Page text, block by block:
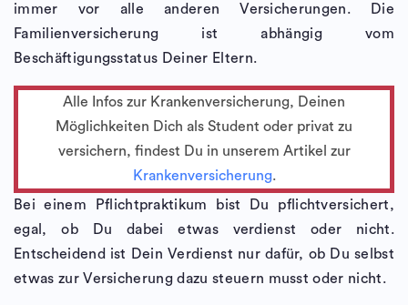
immer vor alle anderen Versicherungen. Die
Familienversicherung ist abhängig vom
Beschäftigungsstatus Deiner Eltern.
Alle Infos zur Krankenversicherung, Deinen
Möglichkeiten Dich als Student oder privat zu
versichern, findest Du in unserem Artikel zur
Krankenversicherung.
Bei einem Pflichtpraktikum bist Du pflichtversichert,
egal, ob Du dabei etwas verdienst oder nicht.
Entscheidend ist Dein Verdienst nur dafür, ob Du selbst
etwas zur Versicherung dazu steuern musst oder nicht.